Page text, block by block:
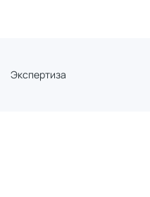
Экспертиза